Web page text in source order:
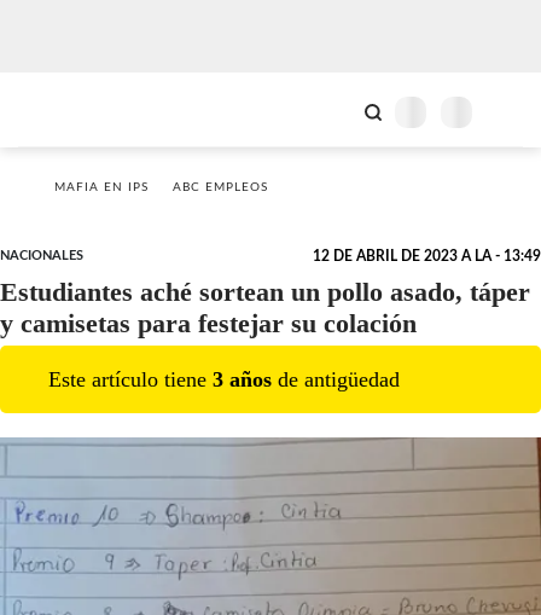
MAFIA EN IPS ABC EMPLEOS
NACIONALES 12 DE ABRIL DE 2023 A LA - 13:49
Estudiantes aché sortean un pollo asado, táper
y camisetas para festejar su colación
Este artículo tiene 3 años de antigüedad